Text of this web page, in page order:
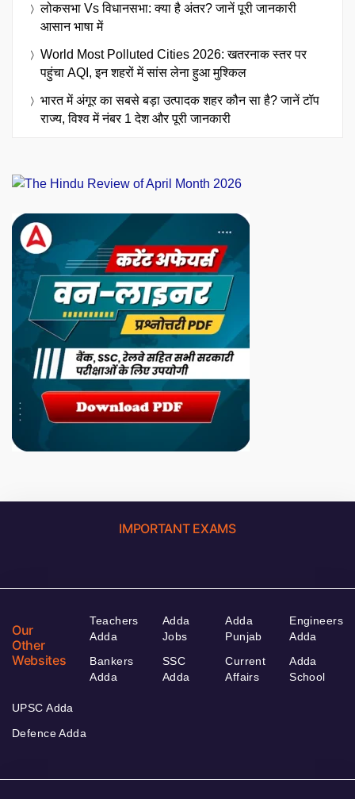
लोकसभा Vs विधानसभा: क्या है अंतर? जानें पूरी जानकारी
आसान भाषा में
World Most Polluted Cities 2026: खतरनाक स्तर पर
पहुंचा AQI, इन शहरों में सांस लेना हुआ मुश्किल
भारत में अंगूर का सबसे बड़ा उत्पादक शहर कौन सा है? जानें टॉप
राज्य, विश्व में नंबर 1 देश और पूरी जानकारी
IMPORTANT EXAMS
Our
Other
Websites
Teachers
Adda
Bankers
Adda
Adda
Jobs
SSC
Adda
Adda
Punjab
Current
Affairs
Engineers
Adda
Adda
School
UPSC Adda
Defence Adda